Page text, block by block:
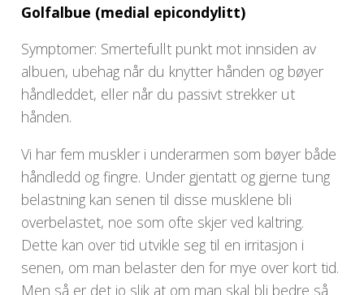
Golfalbue (medial epicondylitt)
Symptomer: Smertefullt punkt mot innsiden av
albuen, ubehag når du knytter hånden og bøyer
håndleddet, eller når du passivt strekker ut
hånden.
Vi har fem muskler i underarmen som bøyer både
håndledd og fingre. Under gjentatt og gjerne tung
belastning kan senen til disse musklene bli
overbelastet, noe som ofte skjer ved kaltring.
Dette kan over tid utvikle seg til en irritasjon i
senen, om man belaster den for mye over kort tid.
Men så er det jo slik at om man skal bli bedre så